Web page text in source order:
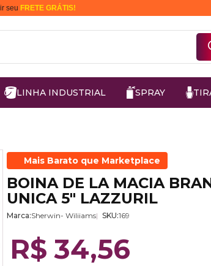
seu FRETE GRÁTIS!
LINHA INDUSTRIAL SPRAY
Mais Barato que Marketplace
BOINA DE LA MACIA
UNICA 5" LAZZURIL
Marca:Sherwin- Wiliiams SKU:169
R$ 34,56